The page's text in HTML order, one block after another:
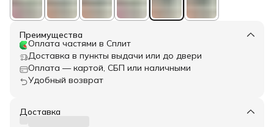
Преимущества
Оплата частями в Сплит
Доставка в пункты выдачи или до двери
Оплата — картой, СБП или наличными
Удобный возврат
Доставка